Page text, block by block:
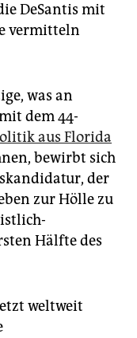
De­Santis mit
vermitteln
was an
dem 44-
aus Florida
bewirbt sich
der
zur Hölle zu
Hälfte des
weltweit